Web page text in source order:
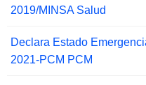
2019/MINSA Salud
Declara Estado
2021-PCM PCM